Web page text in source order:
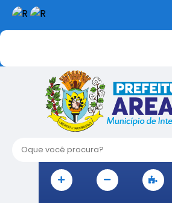
Oque você procura?